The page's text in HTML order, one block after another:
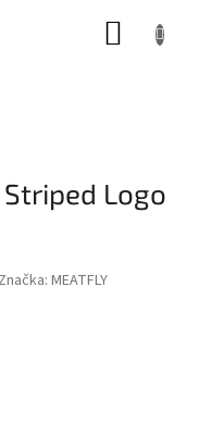
Logo
Značka: MEATFLY